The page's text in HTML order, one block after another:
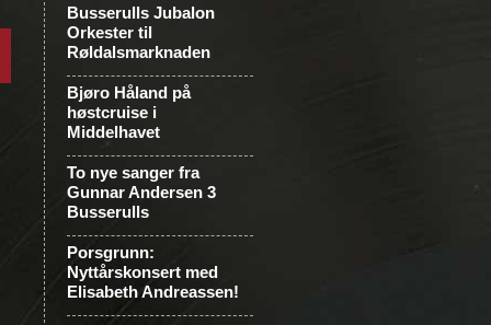
Busserulls Jubalon
Orkester til
Røldalsmarknaden
Bjøro Håland på
høstcruise i
Middelhavet
To nye sanger fra
Gunnar Andersen 3
Busserulls
Porsgrunn:
Nyttårskonsert med
Elisabeth Andreassen!